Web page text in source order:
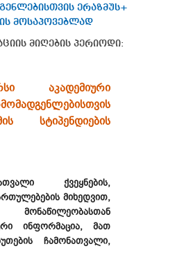
ერაზმუს+
მოსაპოვებლად
მიღების პერიოდი:
აკადემიური
სტიპენდიების
ქვეყნების,
მიხედვით,
მონაწილეობასთან
ინფორმაცია, მათ
ჩამონათვალი,